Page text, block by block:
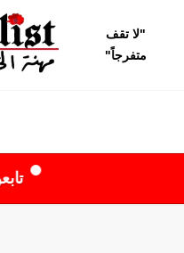
"لا تقف
متفرجاً"
تابعونا